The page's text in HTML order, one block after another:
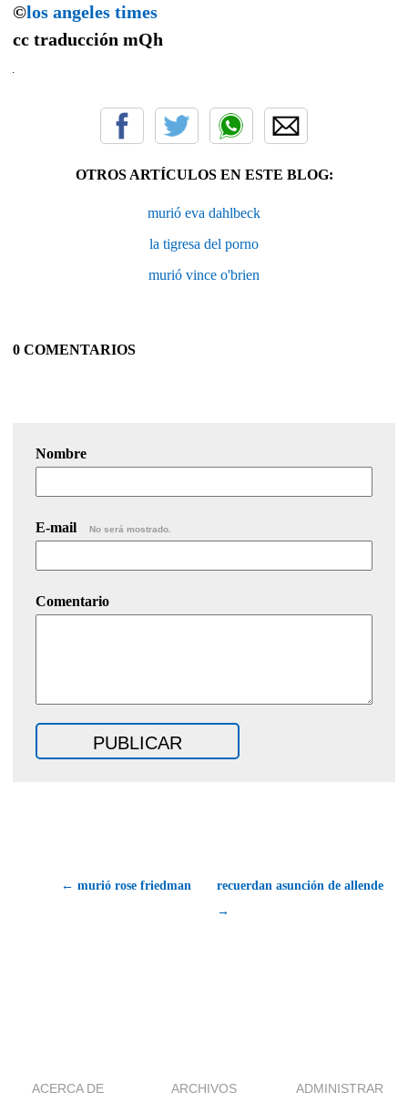
©los angeles times
cc traducción mQh
OTROS ARTÍCULOS EN ESTE BLOG:
murió eva dahlbeck
la tigresa del porno
murió vince o'brien
0 COMENTARIOS
Nombre
E-mail No será mostrado.
Comentario
← murió rose friedman
recuerdan asunción de allende
→
ACERCA DE ARCHIVOS ADMINISTRAR